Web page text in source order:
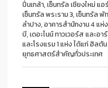
ปิ่นเกล้า, เซ็นทรัล เชียงใหม่ แ
เซ็นทรัล พระราม 3, เซ็นทรัล พั
ลำปาง, อาคารสำนักงาน 4 แห่
บี, เดอะไนน์ ทาวเวอร์ส และอ
และโรงแรม 1 แห่ง ได้แก่ ฮิลตั
ยุทธศาสตร์สำคัญทั่วประเทศ